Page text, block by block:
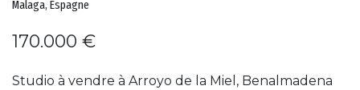
Malaga, Espagne
170.000 €
Studio à vendre à Arroyo de la Miel, Benalmadena